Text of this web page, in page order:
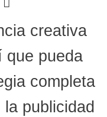
creativa
que pueda
completa
publicidad